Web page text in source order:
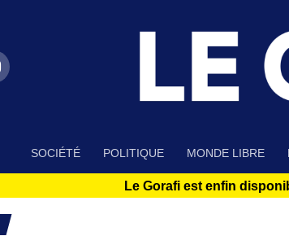
SOCIÉTÉ POLITIQUE MONDE LIBRE
Le Gorafi est enfin